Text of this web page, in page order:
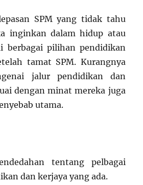
SPM yang tidak tahu
inginkan dalam hidup atau
berbagai pilihan pendidikan
tamat SPM. Kurangnya
jalur pendidikan dan
dengan minat mereka juga
utama.
tentang pelbagai
dan kerjaya yang ada.